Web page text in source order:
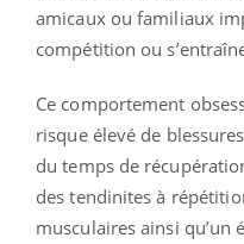
amicaux ou familiaux
compétition ou
Ce comportement
risque élevé de
du temps de
des tendinites à
musculaires ainsi qu’un